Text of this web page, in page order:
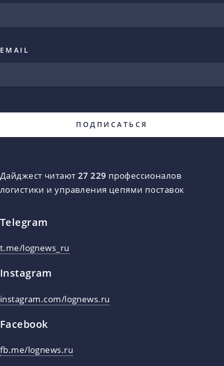
EMAIL
Дайджест читают 27 229 профессионалов
логистики и управления цепями поставок
Telegram
t.me/lognews_ru
Instagram
instagram.com/lognews.ru
Facebook
fb.me/lognews.ru